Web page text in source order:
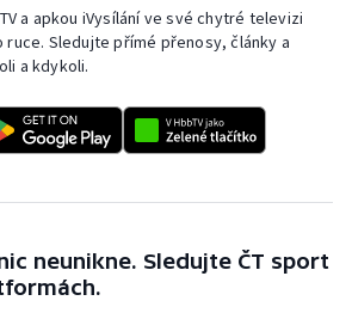
a apkou iVysílání ve své chytré televizi
ruce. Sledujte přímé přenosy, články a
a kdykoli.
neunikne. Sledujte ČT sport